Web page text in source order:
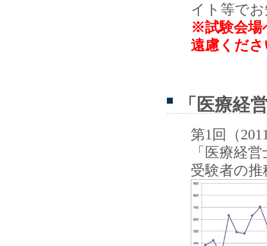
イト等で
※試験会場
遠慮くだ
「医療経
第1回（
「医療経
受験者の